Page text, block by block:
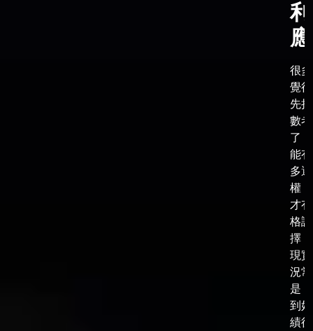
應
很
覺
先
數
了
能
多
權
才
格
擇
現
況常
是
到
績